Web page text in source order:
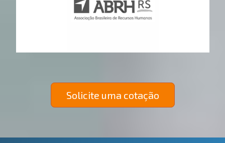
Solicite uma cotação